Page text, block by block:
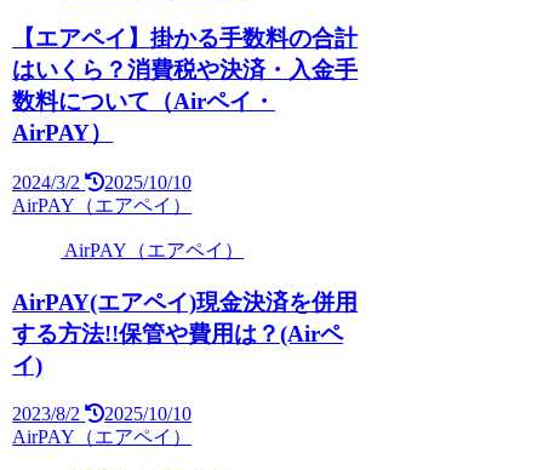
【エアペイ】掛かる手数料の合計
はいくら？消費税や決済・入金手
数料について（Airペイ・
AirPAY）
2024/3/2
2025/10/10
AirPAY（エアペイ）
AirPAY（エアペイ）
AirPAY(エアペイ)現金決済を併用
する方法!!保管や費用は？(Airペ
イ)
2023/8/2
2025/10/10
AirPAY（エアペイ）